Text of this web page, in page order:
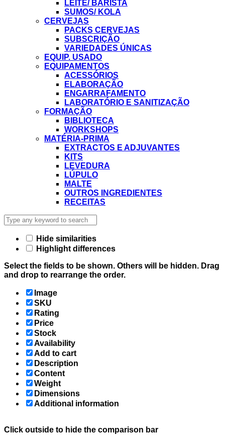
LEITE/ BARISTA
SUMOS/ KOLA
CERVEJAS
PACKS CERVEJAS
SUBSCRIÇÃO
VARIEDADES ÚNICAS
EQUIP. USADO
EQUIPAMENTOS
ACESSÓRIOS
ELABORAÇÃO
ENGARRAFAMENTO
LABORATÓRIO E SANITIZAÇÃO
FORMAÇÃO
BIBLIOTECA
WORKSHOPS
MATÉRIA-PRIMA
EXTRACTOS E ADJUVANTES
KITS
LEVEDURA
LÚPULO
MALTE
OUTROS INGREDIENTES
RECEITAS
Hide similarities
Highlight differences
Select the fields to be shown. Others will be hidden. Drag
and drop to rearrange the order.
Image
SKU
Rating
Price
Stock
Availability
Add to cart
Description
Content
Weight
Dimensions
Additional information
Click outside to hide the comparison bar